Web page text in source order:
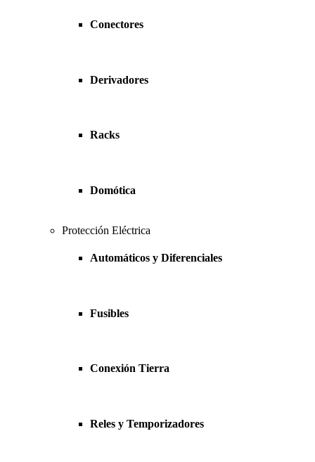
Conectores
Derivadores
Racks
Domótica
Protección Eléctrica
Automáticos y Diferenciales
Fusibles
Conexión Tierra
Reles y Temporizadores